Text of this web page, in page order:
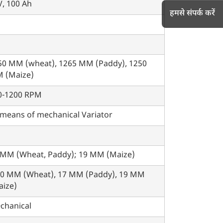
100 Ah
MM (wheat), 1265 MM (Paddy), 1250
(Maize)
1200 RPM
of mechanical Variator
(Wheat, Paddy); 19 MM (Maize)
MM (Wheat), 17 MM (Paddy), 19 MM
हमसे संपर्क करें